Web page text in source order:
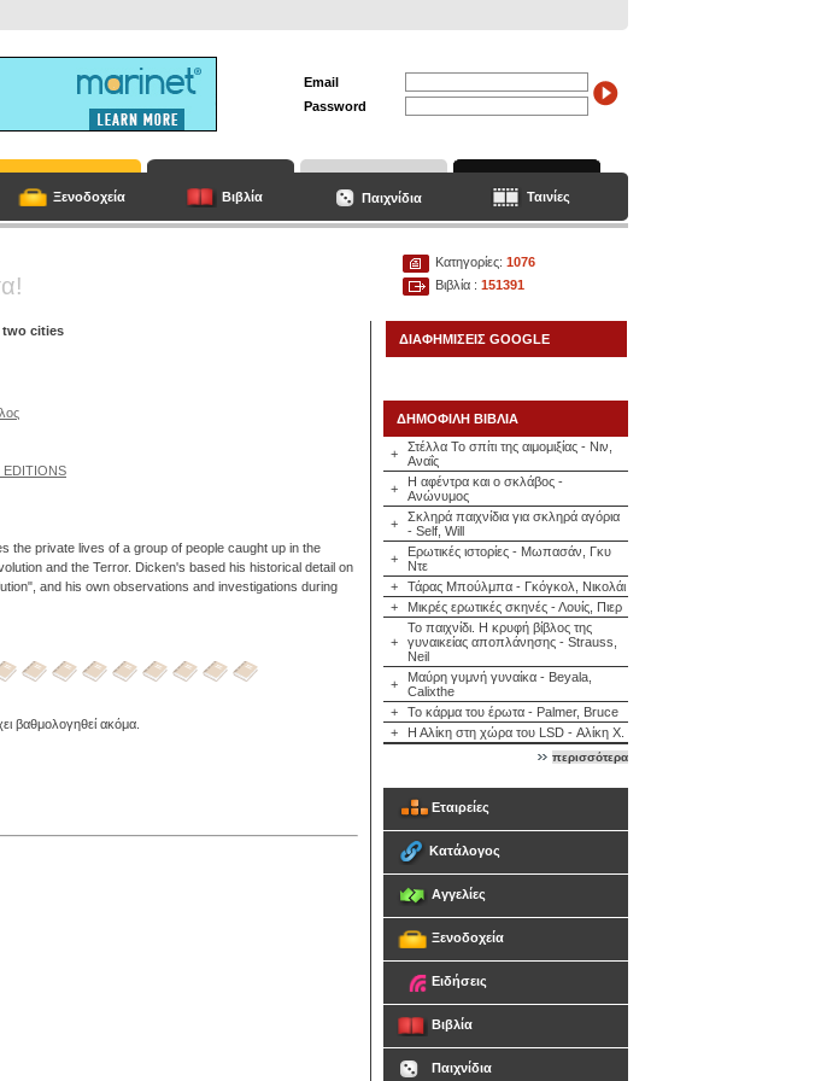
Email
Password
Ξενοδοχεία Βιβλία Παιχνίδια Ταινίες
Κατηγορίες: 1076
Βιβλία : 151391
two cities
EDITIONS
the private lives of a group of people caught up in the
and the Terror. Dicken's based his historical detail on
and his own observations and investigations during
βαθμολογηθεί ακόμα.
ΔΙΑΦΗΜΙΣΕΙΣ GOOGLE
ΔΗΜΟΦΙΛΗ ΒΙΒΛΙΑ
+
Στέλλα Το σπίτι της αιμομιξίας - Νιν,
Αναΐς
+
Η αφέντρα και ο σκλάβος -
Ανώνυμος
+
Σκληρά παιχνίδια για σκληρά αγόρια
- Self, Will
+
Ερωτικές ιστορίες - Μωπασάν, Γκυ
Ντε
+
Τάρας Μπούλμπα - Γκόγκολ, Νικολάι
+
Μικρές ερωτικές σκηνές - Λουίς, Πιερ
+
Το παιχνίδι. Η κρυφή βίβλος της
γυναικείας αποπλάνησης - Strauss,
Neil
+
Μαύρη γυμνή γυναίκα - Beyala,
Calixthe
+
Το κάρμα του έρωτα - Palmer, Bruce
+
Η Αλίκη στη χώρα του LSD - Αλίκη Χ.
περισσότερα
Εταιρείες
Κατάλογος
Αγγελίες
Ξενοδοχεία
Ειδήσεις
Βιβλία
Παιχνίδια